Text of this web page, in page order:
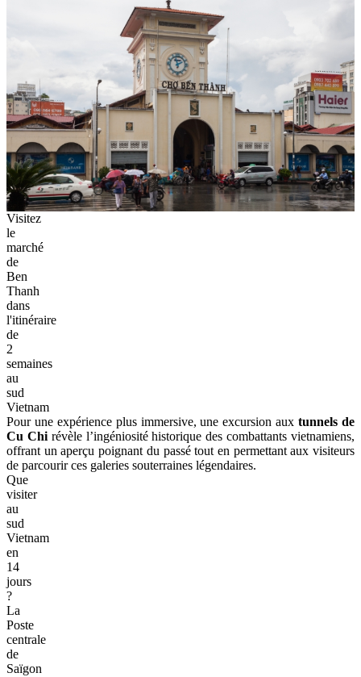
Visitez
le
marché
de
Ben
Thanh
dans
l'itinéraire
de
2
semaines
au
sud
Vietnam
Pour une expérience plus immersive, une excursion auxtunnels de
Cu Chirévèle l’ingéniosité historique des combattants vietnamiens,
offrant un aperçu poignant du passé tout en permettant aux visiteurs
de parcourir ces galeries souterraines légendaires.
Que
visiter
au
sud
Vietnam
en
14
jours
?
La
Poste
centrale
de
Saïgon